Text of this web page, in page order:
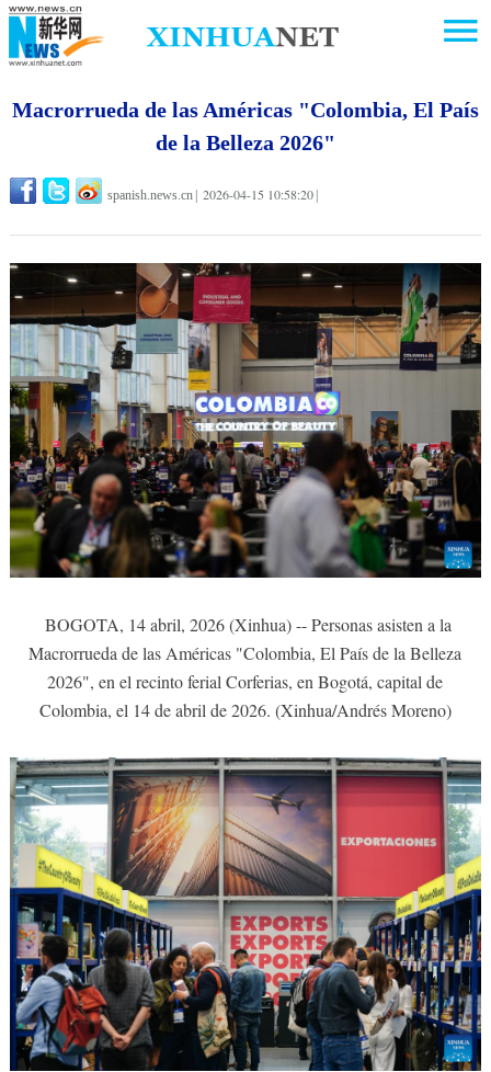
Macrorrueda de las Américas "Colombia, El País
de la Belleza 2026"
spanish.news.cn 2026-04-15 10:58:20
BOGOTA, 14 abril, 2026 (Xinhua) -- Personas asisten a la
Macrorrueda de las Américas "Colombia, El País de la Belleza
2026", en el recinto ferial Corferias, en Bogotá, capital de
Colombia, el 14 de abril de 2026. (Xinhua/Andrés Moreno)